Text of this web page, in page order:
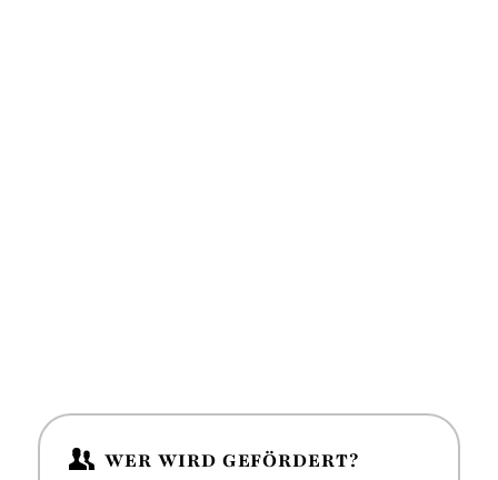
WER WIRD GEFÖRDERT?